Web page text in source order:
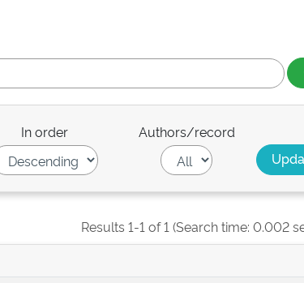
In order Authors/record
Results 1-1 of 1 (Search time: 0.002